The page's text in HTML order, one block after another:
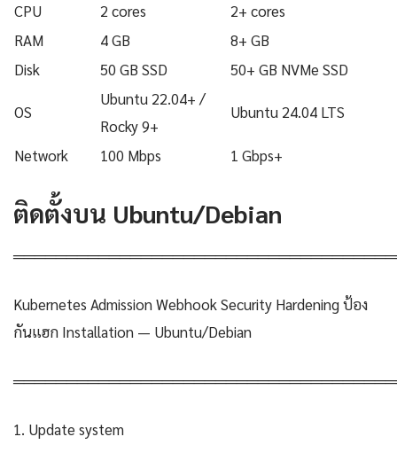
CPU
2 cores
2+ cores
RAM
4 GB
8+ GB
Disk
50 GB SSD 50+ GB NVMe SSD
OS
Ubuntu 22.04+ /
Rocky 9+
Ubuntu 24.04 LTS
Network 100 Mbps 1 Gbps+
ติดตั้งบน Ubuntu/Debian
Kubernetes Admission Webhook Security Hardening ป้อง
กันแฮก Installation — Ubuntu/Debian
1. Update system